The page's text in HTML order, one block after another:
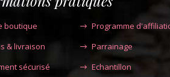
boutique
& livraison
sécurisé
Programme
Parrainage
Echantillon